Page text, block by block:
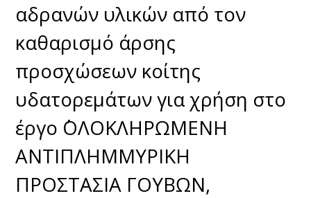
αδρανών υλικών από τον
καθαρισμό άρσης
προσχώσεων κοίτης
υδατορεμάτων για χρήση στο
έργο ΄΄ΟΛΟΚΛΗΡΩΜΕΝΗ
ΑΝΤΙΠΛΗΜΜΥΡΙΚΗ
ΠΡΟΣΤΑΣΙΑ ΓΟΥΒΩΝ,